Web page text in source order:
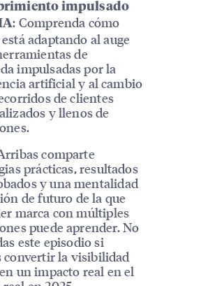
impulsado
: Comprenda cómo
adaptando al auge
de
impulsadas por la
artificial y al cambio
de clientes
y llenos de
comparte
prácticas, resultados
y una mentalidad
de futuro de la que
marca con múltiples
puede aprender. No
este episodio si
convertir la visibilidad
un impacto real en el